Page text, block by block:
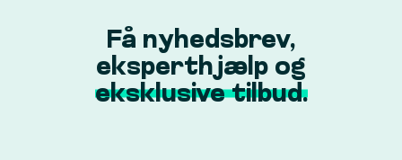
Få nyhedsbrev,
eksperthjælp og
eksklusive tilbud.